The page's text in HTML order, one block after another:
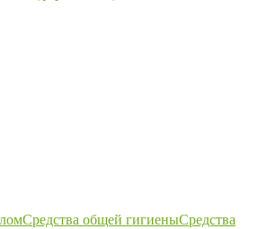
Средства общей гигиеныСредства